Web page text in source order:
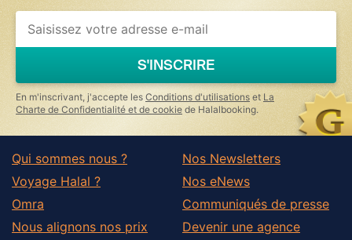
S'INSCRIRE
En m'inscrivant, j'accepte les Conditions d'utilisations et La
Charte de Confidentialité et de cookie de Halalbooking.
Qui sommes nous ?
Voyage Halal ?
Omra
Nous alignons nos prix
Nos Newsletters
Nos eNews
Communiqués de presse
Devenir une agence